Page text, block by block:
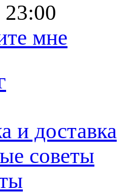
23:00
мне
и доставка
советы